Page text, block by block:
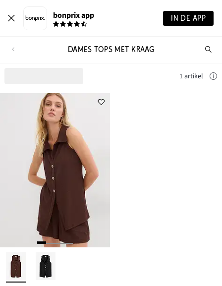
bonprix app IN DE APP
je?
DAMES TOPS MET KRAAG
1 artikel